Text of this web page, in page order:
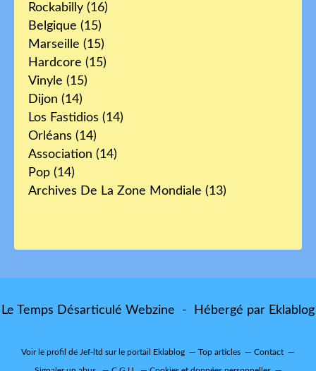
Rockabilly (16)
Belgique (15)
Marseille (15)
Hardcore (15)
Vinyle (15)
Dijon (14)
Los Fastidios (14)
Orléans (14)
Association (14)
Pop (14)
Archives De La Zone Mondiale (13)
Le Temps Désarticulé Webzine - Hébergé par Eklablog
Voir le profil de Jef-ltd sur le portail Eklablog Top articles Contact